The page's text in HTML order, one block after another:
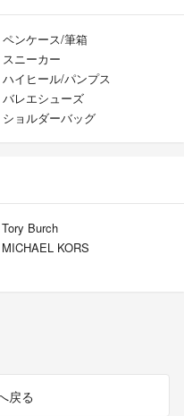
ペンケース/筆箱
スニーカー
ハイヒール/パンプス
バレエシューズ
ショルダーバッグ
Tory Burch
MICHAEL KORS
戻る